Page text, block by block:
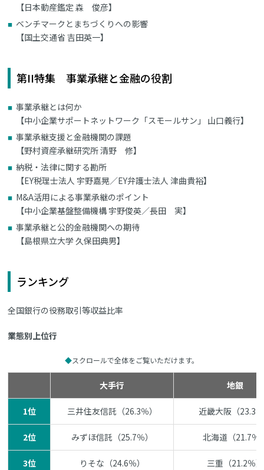
【日本動産鑑定 森 俊彦】
ベンチマークとまちづくりへの影響
【国土交通省 吉田英一】
第II特集 事業承継と金融の役割
事業承継とは何か
【中小企業サポートネットワーク「スモールサン」 山口義行】
事業承継支援と金融機関の課題
【野村資産承継研究所 清野 修】
納税・法律に関する勘所
【EY税理士法人 宇野嘉晃／EY弁護士法人 津曲貴裕】
M&A活用による事業承継のポイント
【中小企業基盤整備機構 宇野俊英／長田 実】
事業承継と公的金融機関への期待
【島根県立大学 久保田典男】
ランキング
全国銀行の役務取引等収益比率
業態別上位行
スクロールで全体をご覧いただけます。
大手行 地銀
1位 三井住友信託（26.3％） 近畿大阪（23.3
2位 みずほ信託（25.7％） 北海道（21.7％
3位 りそな（24.6％） 三重（21.2％）